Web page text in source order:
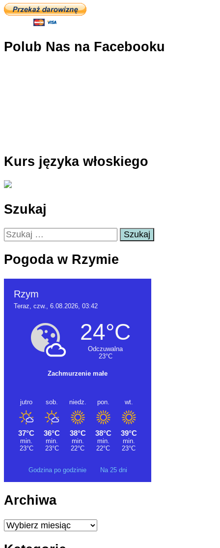
Polub Nas na Facebooku
Kurs języka włoskiego
Szukaj
Szukaj:
Pogoda w Rzymie
Godzina po godzinie Na 25 dni
Archiwa
Archiwa